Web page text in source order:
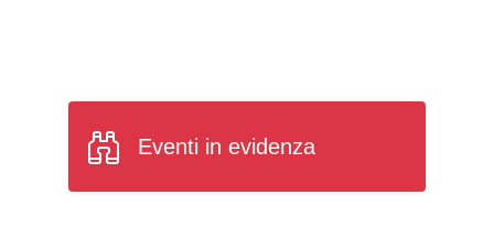
Eventi in evidenza